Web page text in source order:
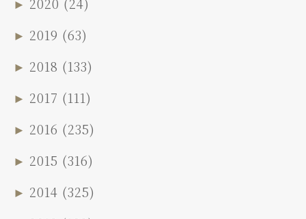
► 2020 (24)
► 2019 (63)
► 2018 (133)
► 2017 (111)
► 2016 (235)
► 2015 (316)
► 2014 (325)